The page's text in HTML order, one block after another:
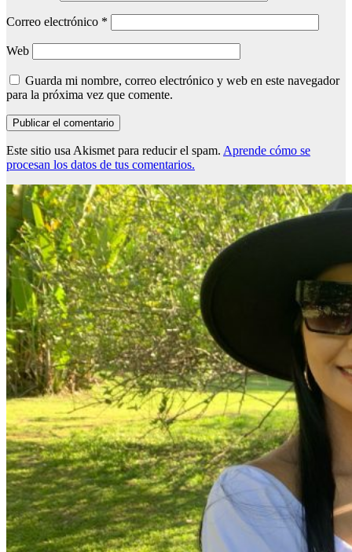
Correo electrónico *
Web
Guarda mi nombre, correo electrónico y web en este navegador
para la próxima vez que comente.
Este sitio usa Akismet para reducir el spam. Aprende cómo se
procesan los datos de tus comentarios.